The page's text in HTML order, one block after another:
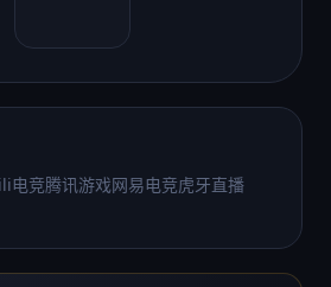
电竞腾讯游戏网易电竞虎牙直播